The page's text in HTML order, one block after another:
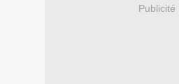
Publicité